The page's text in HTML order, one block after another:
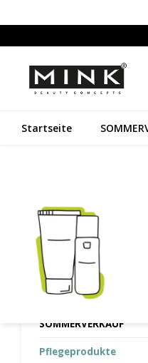
Startseite
Kategorien
SOMMERVERKAUF
Pflegeprodukte